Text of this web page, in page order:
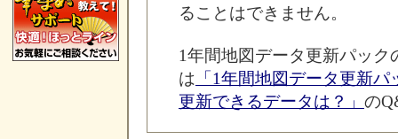
ることはできません。
1年間地図データ更新パッ
は 「1年間地図データ更新
更新できるデータは？」 の